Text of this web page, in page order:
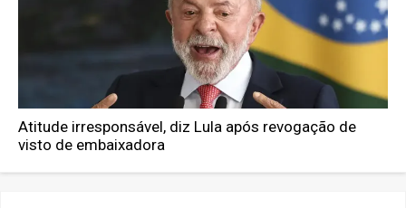
Atitude irresponsável, diz Lula após revogação de
visto de embaixadora